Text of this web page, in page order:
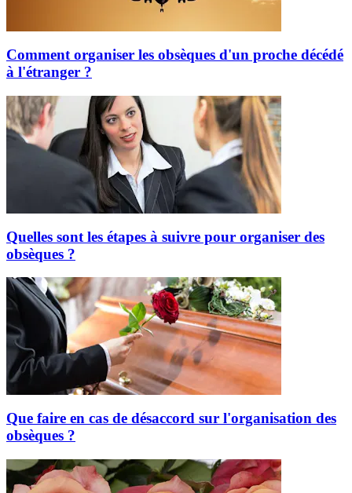
Comment organiser les obsèques d'un proche décédé
à l'étranger ?
Quelles sont les étapes à suivre pour organiser des
obsèques ?
Que faire en cas de désaccord sur l'organisation des
obsèques ?